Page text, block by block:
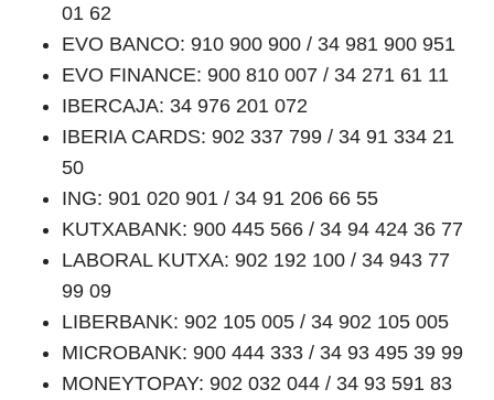
01 62
EVO BANCO: 910 900 900 / 34 981 900 951
EVO FINANCE: 900 810 007 / 34 271 61 11
IBERCAJA: 34 976 201 072
IBERIA CARDS: 902 337 799 / 34 91 334 21
50
ING: 901 020 901 / 34 91 206 66 55
KUTXABANK: 900 445 566 / 34 94 424 36 77
LABORAL KUTXA: 902 192 100 / 34 943 77
99 09
LIBERBANK: 902 105 005 / 34 902 105 005
MICROBANK: 900 444 333 / 34 93 495 39 99
MONEYTOPAY: 902 032 044 / 34 93 591 83